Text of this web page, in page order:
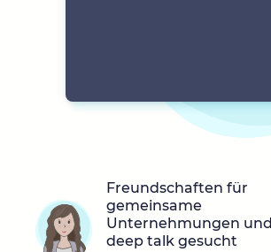
Freundschaften für
gemeinsame
Unternehmungen und
deep talk gesucht